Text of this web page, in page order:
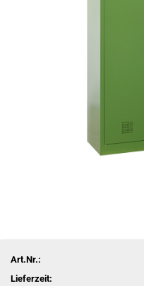
Art.Nr.:
Lieferzeit: